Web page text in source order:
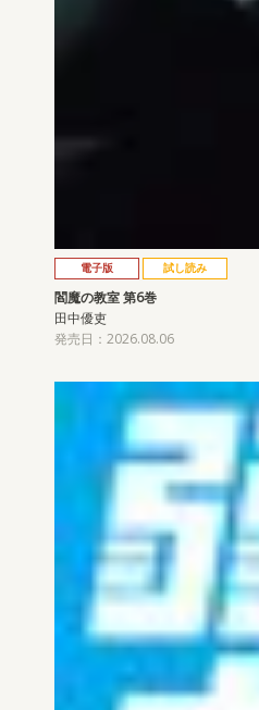
電子版 試し読み
閻魔の教室 第6巻
田中優吏
発売日：2026.08.06